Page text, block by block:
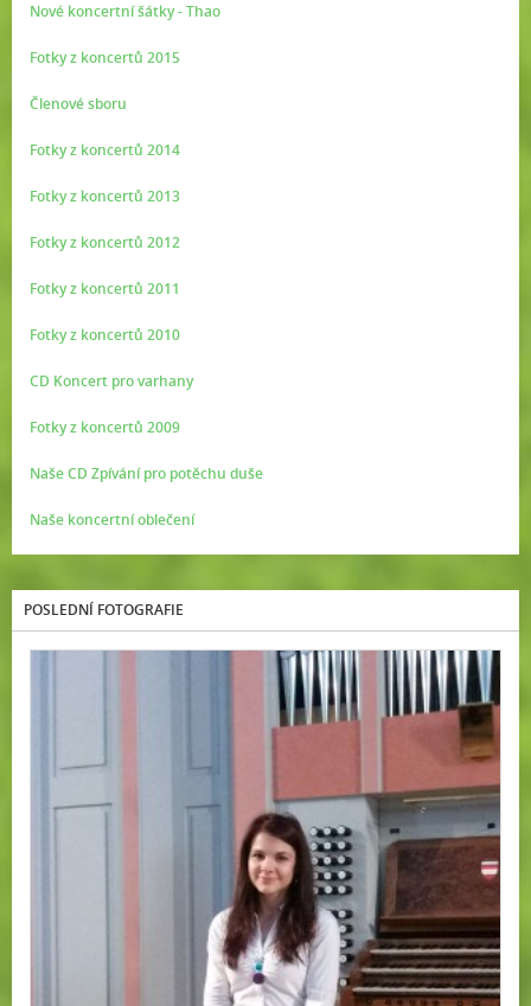
Nové koncertní šátky - Thao
Fotky z koncertů 2015
Členové sboru
Fotky z koncertů 2014
Fotky z koncertů 2013
Fotky z koncertů 2012
Fotky z koncertů 2011
Fotky z koncertů 2010
CD Koncert pro varhany
Fotky z koncertů 2009
Naše CD Zpívání pro potěchu duše
Naše koncertní oblečení
POSLEDNÍ FOTOGRAFIE